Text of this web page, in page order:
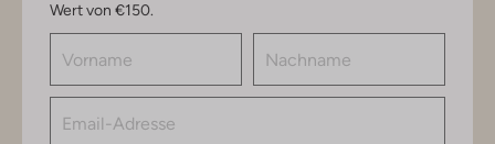
Wert von €150.